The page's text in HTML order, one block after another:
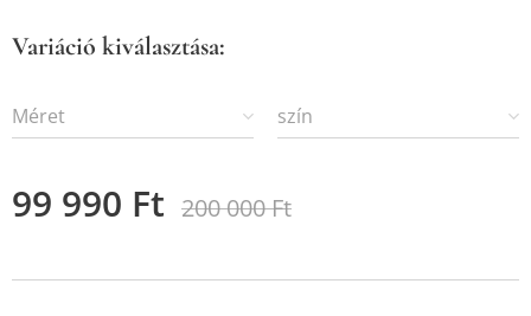
Variáció kiválasztása:
Méret szín
99 990 Ft 200 000Ft